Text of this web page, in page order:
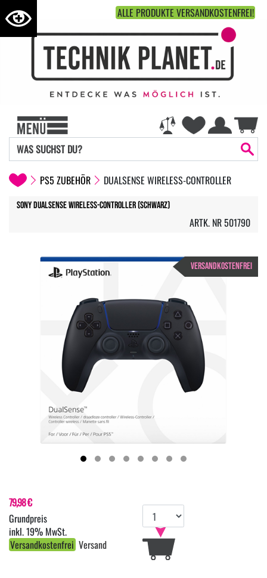
ALLE PRODUKTE VERSANDKOSTENFREI!
PS5 ZUBEHÖR DUALSENSE WIRELESS-CONTROLLER
Sony DualSense Wireless-Controller (Schwarz)
ARTK. NR 501790
VERSANDKOSTENFREI
79,98 €
inkl. 19% MwSt.
Versandkostenfrei Versand